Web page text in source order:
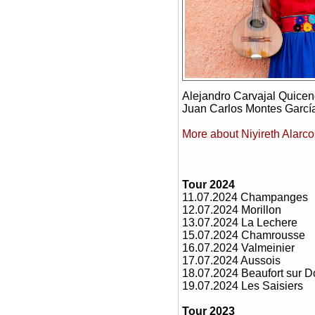
Alejandro Carvajal
Juan Carlos Montes
More about Niyireth
Tour 2024
11.07.2024 Champanges
12.07.2024 Morillon
13.07.2024 La Lechere
15.07.2024 Chamrousse
16.07.2024 Valmeinier
17.07.2024 Aussois
18.07.2024 Beaufort sur
19.07.2024 Les Saisiers
Tour 2023